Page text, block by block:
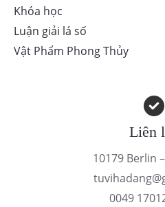
Khóa học
Luận giải lá số
Vật Phẩm Phong Thủy
Liên
10179 Berlin
0049